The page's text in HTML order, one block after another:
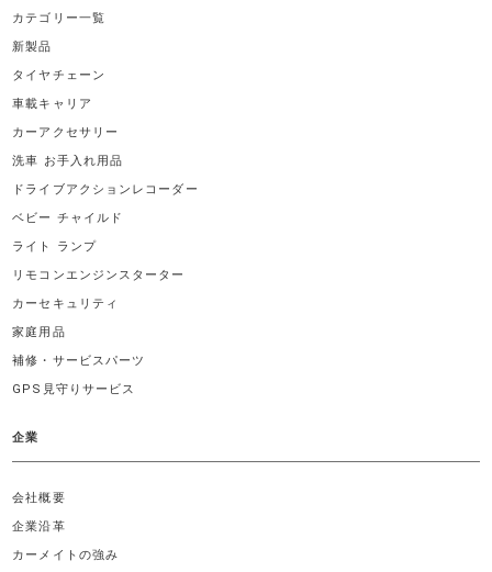
カテゴリー一覧
新製品
タイヤチェーン
車載キャリア
カーアクセサリー
洗車 お手入れ用品
ドライブアクションレコーダー
ベビー チャイルド
ライト ランプ
リモコンエンジンスターター
カーセキュリティ
家庭用品
補修・サービスパーツ
GPS見守りサービス
企業
会社概要
企業沿革
カーメイトの強み